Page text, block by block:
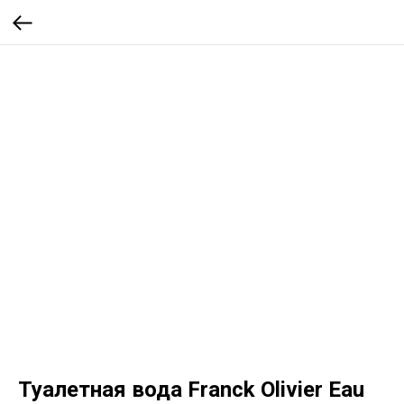
Туалетная вода Franck Olivier Eau